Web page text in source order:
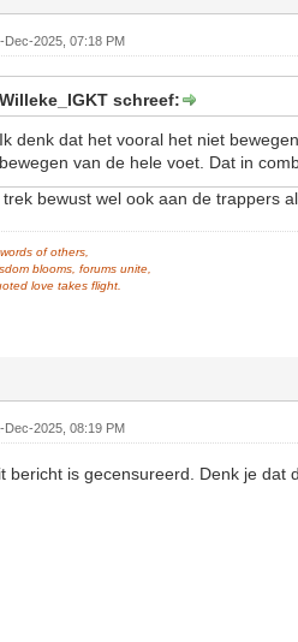
Dec-2025, 07:18 PM
Willeke_IGKT schreef:
Ik denk dat het vooral het niet
bewegen van de hele voet. Dat in
trek bewust wel ook aan de trappers
of others,
blooms, forums unite,
love takes flight.
Dec-2025, 08:19 PM
bericht is gecensureerd. Denk je dat